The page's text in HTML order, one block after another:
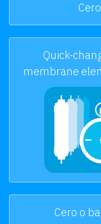
Quick-
membrane
Cero o